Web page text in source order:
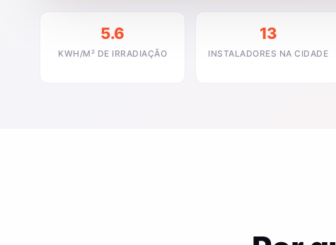
5.6
KWH/M² DE IRRADIAÇÃO
13
INSTALADORES NA CIDADE